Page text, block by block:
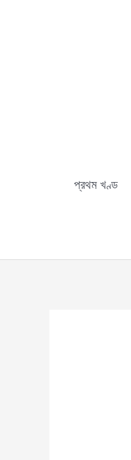
প্রথম খণ্ড